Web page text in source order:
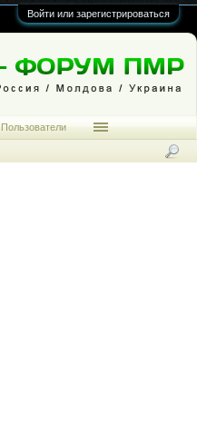
Войти или зарегистрироваться
Пользователи